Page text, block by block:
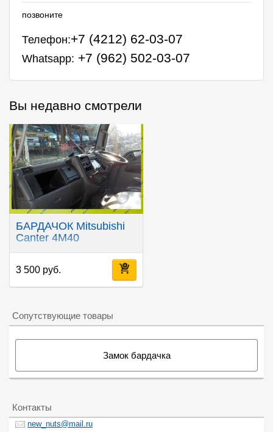
позвоните
Телефон:+7 (4212) 62-03-07
Whatsapp: +7 (962) 502-03-07
Вы недавно смотрели
БАРДАЧОК Mitsubishi
Canter 4M40
3 500 руб.
Сопутствующие товары
Замок бардачка
Контакты
new_nuts@mail.ru